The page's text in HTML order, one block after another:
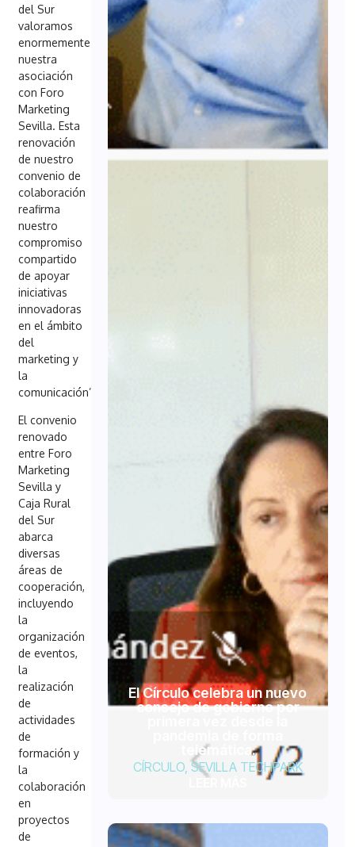
del Sur
valoramos
enormemente
nuestra
asociación
con Foro
Marketing
Sevilla. Esta
renovación
de nuestro
convenio de
colaboración
reafirma
nuestro
compromiso
compartido
de apoyar
iniciativas
innovadoras
en el ámbito
del
marketing y
la
comunicación”.
El convenio
renovado
entre Foro
Marketing
Sevilla y
Caja Rural
del Sur
abarca
diversas
áreas de
cooperación,
incluyendo
la
organización
de eventos,
la
realización
de
actividades
de
formación y
la
colaboración
en
proyectos
de
El Círculo celebra un nuevo
consejo de gobierno por
telemática.
CÍRCULO, SEVILLA TECHPARK
LEER MÁS